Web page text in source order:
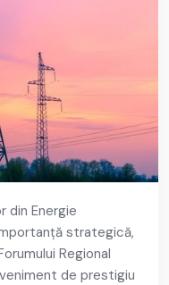
din Energie
strategică,
Regional
de prestigiu